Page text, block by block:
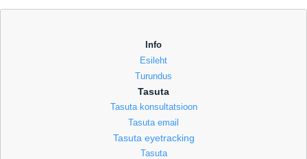
Info
Esileht
Turundus
Tasuta
Tasuta konsultatsioon
Tasuta email
Tasuta eyetracking
Tasuta